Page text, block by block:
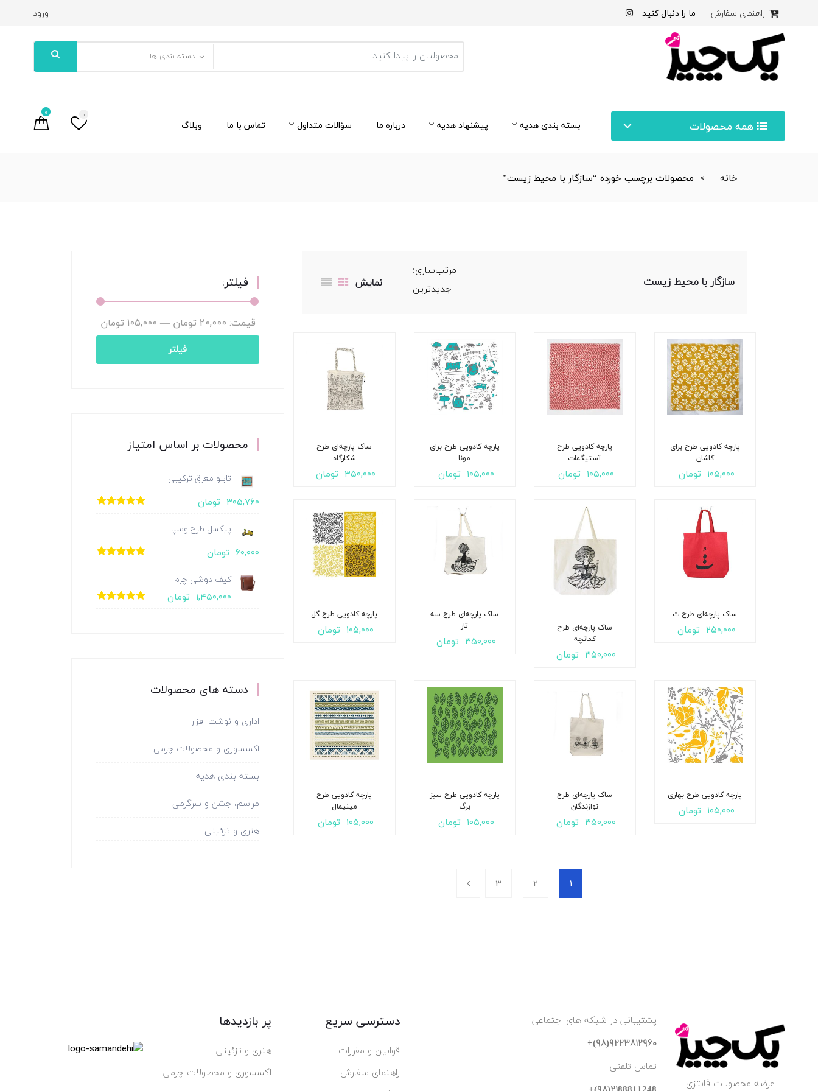
راهنمای سفارش ما را دنبال کنید ورود
دسته بندی ها
همه محصولات بسته بندی هدیه پیشنهاد هدیه درباره ما سؤالات متداول تماس با ما وبلاگ
0
0
خانه محصولات برچسب خورده “سازگار با محیط زیست”
سازگار با محیط زیست
مرتب‌سازی:
نمایش
پارچه کادویی طرح برای
کاشان
۱۰۵,۰۰۰ تومان
پارچه کادویی طرح
آستیگمات
۱۰۵,۰۰۰ تومان
پارچه کادویی طرح برای
مونا
۱۰۵,۰۰۰ تومان
ساک پارچه‌ای طرح
شکارگاه
۳۵۰,۰۰۰ تومان
ساک پارچه‌ای طرح ت
۲۵۰,۰۰۰ تومان
ساک پارچه‌ای طرح
کمانچه
۳۵۰,۰۰۰ تومان
ساک پارچه‌ای طرح سه
تار
۳۵۰,۰۰۰ تومان
پارچه کادویی طرح گل
۱۰۵,۰۰۰ تومان
پارچه کادویی طرح بهاری
۱۰۵,۰۰۰ تومان
ساک پارچه‌ای طرح
نوازندگان
۳۵۰,۰۰۰ تومان
پارچه کادویی طرح سبز
برگ
۱۰۵,۰۰۰ تومان
پارچه کادویی طرح
مینیمال
۱۰۵,۰۰۰ تومان
1
2
3
فیلتر:
فیلتر
قیمت: 20,000 تومان — 105,000 تومان
محصولات بر اساس امتیاز
تابلو معرق ترکیبی
۳۰۵,۷۶۰ تومان
پیکسل طرح وسپا
۶۰,۰۰۰ تومان
کیف دوشی چرم
۱,۴۵۰,۰۰۰ تومان
دسته های محصولات
اداری و نوشت افزار
اکسسوری و محصولات چرمی
بسته بندی هدیه
مراسم، جشن و سرگرمی
هنری و تزئینی
عرضه محصولات فانتزی
پشتیبانی در شبکه های اجتماعی
۹۲۲۳۸۱۲۹۶۰(۹۸)+
تماس تلفنی
دسترسی سریع
قوانین و مقررات
راهنمای سفارش
پر بازدیدها
هنری و تزئینی
اکسسوری و محصولات چرمی